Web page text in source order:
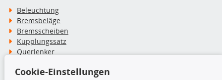
Beleuchtung
Bremsbeläge
Bremsscheiben
Kupplungssatz
Querlenker
Stoßdämpfer
Cookie-Einstellungen